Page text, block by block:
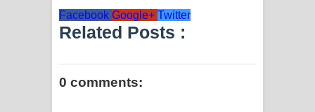
Facebook Google+ Twitter
Related Posts :
0 comments: